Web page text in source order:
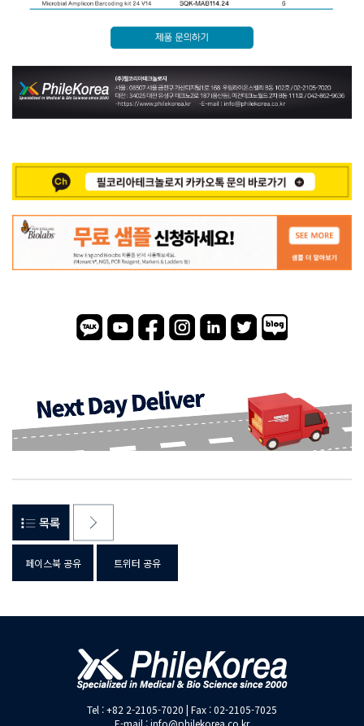
페이스북 공유 트위터 공유
Tel : +82 2-2105-7020 | Fax : 02-2105-7025
E-mail : info@philekorea.co.kr